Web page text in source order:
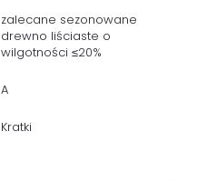
zalecane sezonowane
drewno liściaste o
wilgotności ≤20%
A
Kratki